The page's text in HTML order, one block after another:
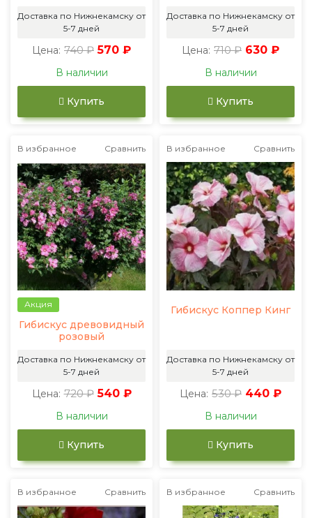
Доставка по Нижнекамску от
5-7 дней
Цена: 740 ₽ 570 ₽
В наличии
Купить
Доставка по Нижнекамску от
5-7 дней
Цена: 710 ₽ 630 ₽
В наличии
Купить
В избранное Сравнить
Акция
Гибискус древовидный
розовый
Доставка по Нижнекамску от
5-7 дней
Цена: 720 ₽ 540 ₽
В наличии
Купить
В избранное Сравнить
Гибискус Коппер Кинг
Доставка по Нижнекамску от
5-7 дней
Цена: 530 ₽ 440 ₽
В наличии
Купить
В избранное Сравнить В избранное Сравнить